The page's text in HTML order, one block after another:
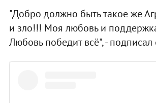
"Добро должно быть такое же
и зло!!! Моя любовь и
Любовь победит всё", -